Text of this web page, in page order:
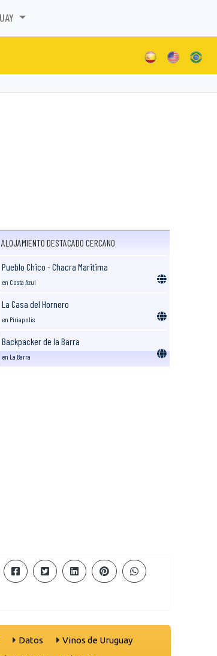
ALOJAMIENTO DESTACADO CERCANO
Pueblo Chico - Chacra Maritima
en Costa Azul
La Casa del Hornero
en Piriapolis
Backpacker de la Barra
en La Barra
Datos
Vinos de Uruguay